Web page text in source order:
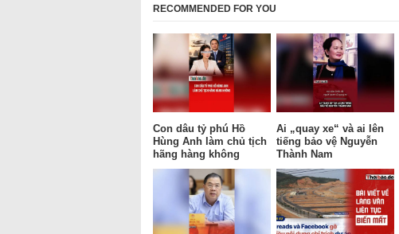
RECOMMENDED FOR YOU
Con dâu tỷ phú Hồ
Hùng Anh làm chủ tịch
hãng hàng không
Ai „quay xe“ và ai lên
tiếng bảo vệ Nguyễn
Thành Nam